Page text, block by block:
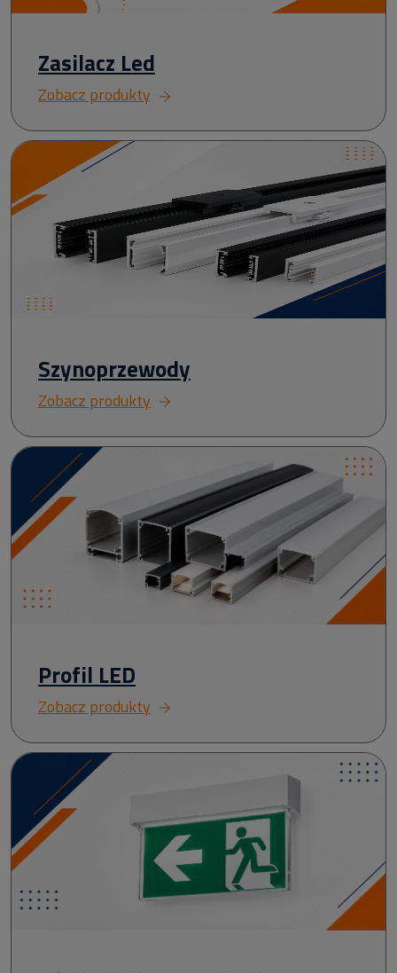
Zasilacz Led
Zobacz produkty
Szynoprzewody
Zobacz produkty
Profil LED
Zobacz produkty